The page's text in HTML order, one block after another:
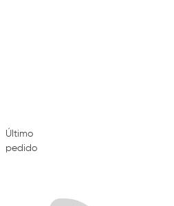
Último
pedido